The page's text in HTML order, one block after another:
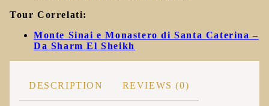
Tour Correlati:
Monte Sinai e Monastero di Santa Caterina –
Da Sharm El Sheikh
DESCRIPTION REVIEWS (0)